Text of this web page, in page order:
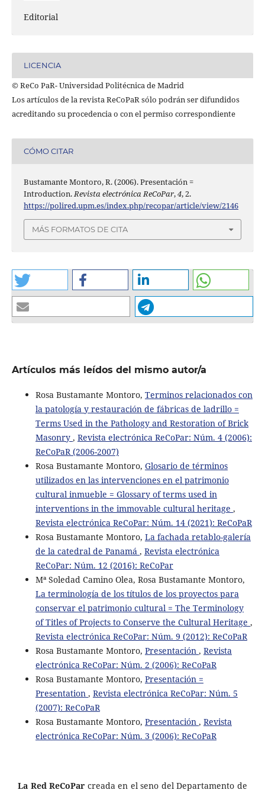
Editorial
LICENCIA
© ReCo PaR- Universidad Politécnica de Madrid
Los artículos de la revista ReCoPaR sólo podrán ser difundidos
acreditando su procedencia o con el permiso correspondiente
CÓMO CITAR
Bustamante Montoro, R. (2006). Presentación =
Introduction.Revista electrónica ReCoPar,4, 2.
https://polired.upm.es/index.php/recopar/article/view/2146
MÁS FORMATOS DE CITA
Artículos más leídos del mismo autor/a
Rosa Bustamante Montoro, Terminos relacionados con
la patología y restauración de fábricas de ladrillo =
Terms Used in the Pathology and Restoration of Brick
Masonry , Revista electrónica ReCoPar: Núm. 4 (2006):
ReCoPaR (2006-2007)
Rosa Bustamante Montoro, Glosario de términos
utilizados en las intervenciones en el patrimonio
cultural inmueble = Glossary of terms used in
interventions in the immovable cultural heritage ,
Revista electrónica ReCoPar: Núm. 14 (2021): ReCoPaR
Rosa Bustamante Montoro, La fachada retablo-galería
de la catedral de Panamá , Revista electrónica
ReCoPar: Núm. 12 (2016): ReCoPar
Mª Soledad Camino Olea, Rosa Bustamante Montoro,
La terminología de los títulos de los proyectos para
conservar el patrimonio cultural = The Terminology
of Titles of Projects to Conserve the Cultural Heritage ,
Revista electrónica ReCoPar: Núm. 9 (2012): ReCoPaR
Rosa Bustamante Montoro, Presentación , Revista
electrónica ReCoPar: Núm. 2 (2006): ReCoPaR
Rosa Bustamante Montoro, Presentación =
Presentation , Revista electrónica ReCoPar: Núm. 5
(2007): ReCoPaR
Rosa Bustamante Montoro, Presentación , Revista
electrónica ReCoPar: Núm. 3 (2006): ReCoPaR
La Red ReCoPar creada en el seno del Departamento de